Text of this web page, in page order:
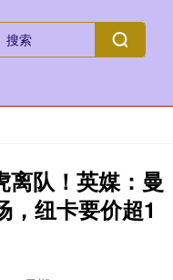
离队！英媒：曼
，纽卡要价超1